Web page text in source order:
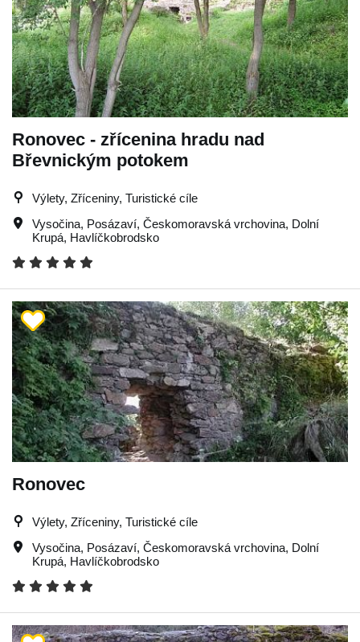
Ronovec - zřícenina hradu nad
Břevnickým potokem
Výlety, Zříceniny, Turistické cíle
Vysočina, Posázaví, Českomoravská vrchovina, Dolní
Krupá, Havlíčkobrodsko
Ronovec
Výlety, Zříceniny, Turistické cíle
Vysočina, Posázaví, Českomoravská vrchovina, Dolní
Krupá, Havlíčkobrodsko